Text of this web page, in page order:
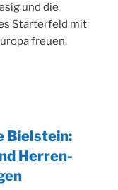
und die
Starterfeld mit
freuen.
Bielstein:
Herren-